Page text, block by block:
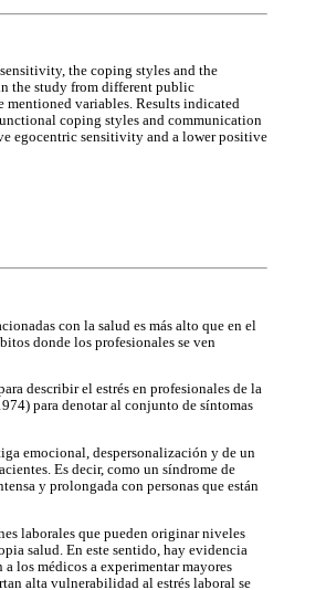
the coping styles and the
the study from different public
mentioned variables. Results indicated
coping styles and communication
egocentric sensitivity and a lower positive
con la salud es más alto que en el
donde los profesionales se ven
describir el estrés en profesionales de la
para denotar al conjunto de síntomas
emocional, despersonalización y de un
Es decir, como un síndrome de
y prolongada con personas que están
laborales que pueden originar niveles
salud. En este sentido, hay evidencia
los médicos a experimentar mayores
alta vulnerabilidad al estrés laboral se